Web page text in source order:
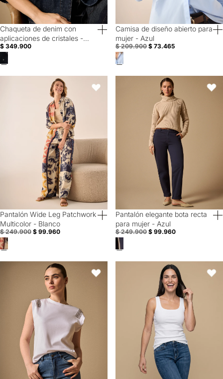
Chaqueta de denim con
aplicaciones de cristales -
Azul
$ 349.900
Special Prices
Camisa de diseño abierto para
mujer - Azul
$ 209.900 $ 73.465
Pantalón Wide Leg Patchwork Multicolor - Blanco
60% Off
Pantalón Wide Leg Patchwork
Multicolor - Blanco
$ 249.900 $ 99.960
Favoritos
Pantalón elegante bota recta
60% Off
Pantalón elegante bota recta
para mujer - Azul
$ 249.900 $ 99.960
Camiseta Blanca con Aplicaciones Metálicas - Blanco
Favoritos
Camiseta manga sisa slim